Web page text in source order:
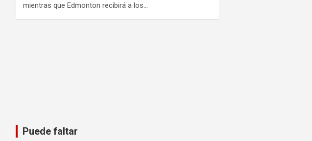
mientras que Edmonton recibirá a los…
Puede faltar